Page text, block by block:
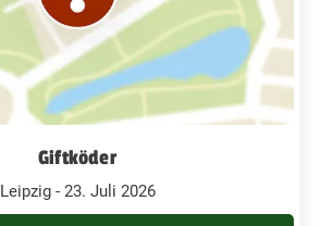
Giftköder
Leipzig - 23. Juli 2026